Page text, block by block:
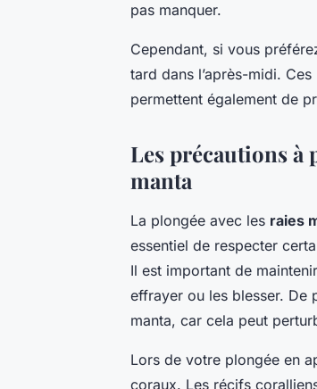
pas manquer.
Cependant, si vous
tard dans l’après-midi.
permettent également de
Les précautions à
manta
La plongée avec les raies
essentiel de respecter
Il est important de
effrayer ou les blesser. De
manta, car cela peut
Lors de votre plongée en
coraux. Les récifs